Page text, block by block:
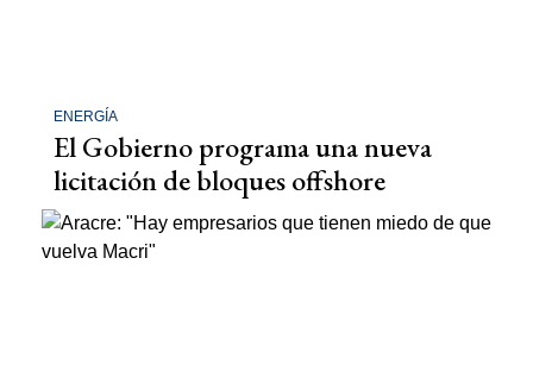
ENERGÍA
El Gobierno programa una nueva
licitación de bloques offshore